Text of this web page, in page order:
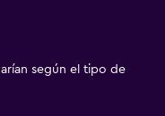
según el tipo de